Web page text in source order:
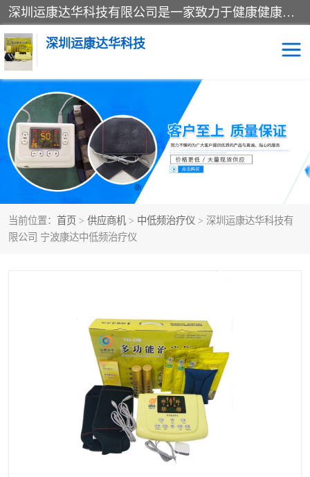
深圳运康达华科技有限公司是一家致力于健康健康产业的现代化企业，已经走过了15个春秋，开创了中医外用发展的新未来，是专业从事中医医疗仪器的研发、生产、销售、服务为一体的子公司，在医疗器械的设计、开发和生产方面率先引进国际先进技术和好的科技人员，先后开发出了场效应治疗仪、多功能治疗仪、颈椎治疗仪、腰椎治疗仪、增效垫等多个系列。
深圳运康达华科技
当前位置： 首页 > 供应商机 > 中低频治疗仪 > 深圳运康达华科技有
限公司 宁波康达中低频治疗仪
多功能治疗仪 中药提速
中低频治疗仪 脉冲治疗仪
**腺治疗仪